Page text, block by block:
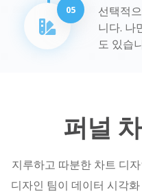
05
선택적
니다. 나
도 있습
퍼널
지루하고 따분한 차트 디
디자인 팀이 데이터 시각